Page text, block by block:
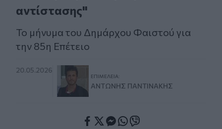
αντίστασης"
Το μήνυμα του Δημάρχου Φαιστού για
την 85η Επέτειο
20.05.2026
ΕΠΙΜΈΛΕΙΑ:
ΑΝΤΏΝΗΣ ΠΑΝΤΙΝΆΚΗΣ